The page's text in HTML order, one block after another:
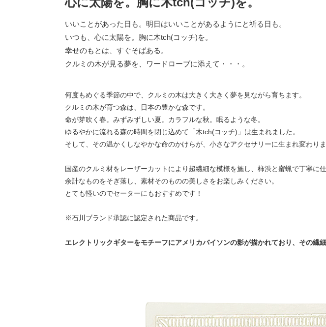
いいことがあった日も。明日はいいことがあるようにと祈る日も。
いつも、心に太陽を。胸に木tch(コッチ)を。
幸せのもとは、すぐそばある。
クルミの木が見る夢を、ワードローブに添えて・・・。
何度もめぐる季節の中で、クルミの木は大きく大きく夢を見ながら育ちます。
クルミの木が育つ森は、日本の豊かな森です。
命が芽吹く春。みずみずしい夏。カラフルな秋。眠るような冬。
ゆるやかに流れる森の時間を閉じ込めて「木tch(コッチ)」は生まれました。
そして、その温かくしなやかな命のかけらが、小さなアクセサリーに生まれ変わりま
国産のクルミ材をレーザーカットにより超繊細な模様を施し、柿渋と蜜蝋で丁寧に
余計なものをそぎ落し、素材そのものの美しさをお楽しみください。
とても軽いのでセーターにもおすすめです！
※石川ブランド承認に認定された商品です。
エレクトリックギターをモチーフにアメリカバイソンの影が描かれており、その繊